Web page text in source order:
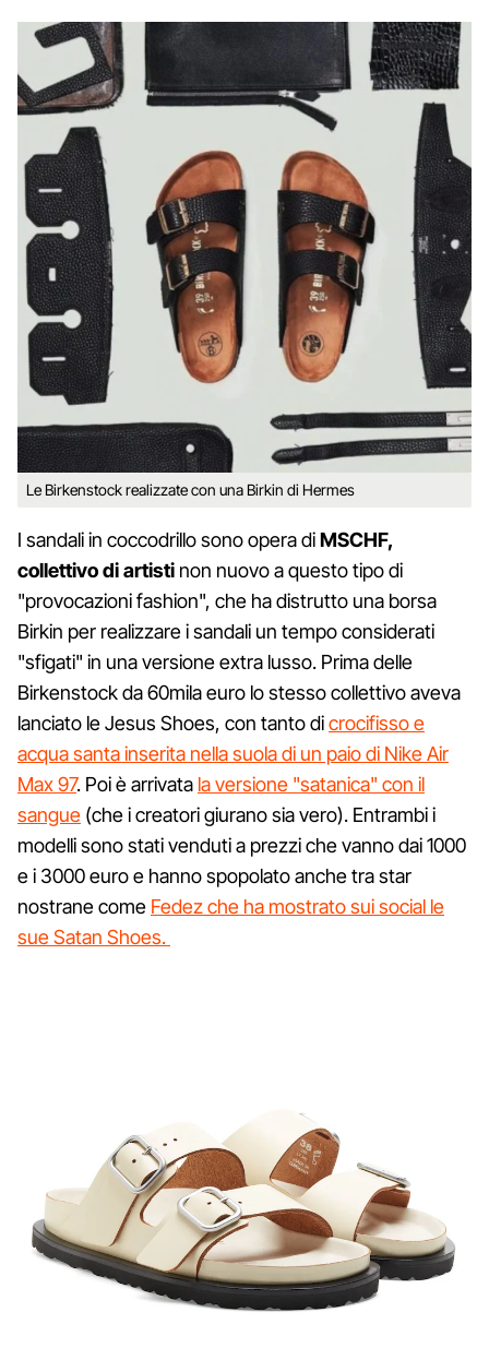
Le Birkenstock realizzate con una Birkin di Hermes
I sandali in coccodrillo sono opera diMSCHF,
collettivo di artisti non nuovo a questo tipo di
"provocazioni fashion", che ha distrutto una borsa
Birkin per realizzare i sandali un tempo considerati
"sfigati" in una versione extra lusso. Prima delle
Birkenstock da 60mila euro lo stesso collettivo aveva
lanciato le Jesus Shoes, con tanto dicrocifisso e
acqua santa inserita nella suola di un paio di Nike Air
Max 97. Poi è arrivata la versione "satanica" con il
sangue (che i creatori giurano sia vero). Entrambi i
modelli sono stati venduti a prezzi che vanno dai 1000
e i 3000 euro e hanno spopolato anche tra star
nostrane come Fedez che ha mostrato sui social le
sue Satan Shoes.